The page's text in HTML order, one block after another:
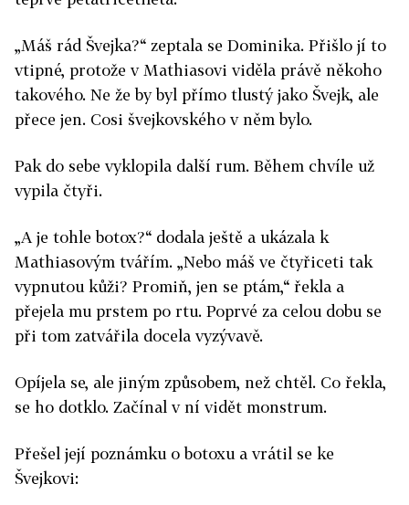
„Máš rád Švejka?“ zeptala se Dominika. Přišlo jí to
vtipné, protože v Mathiasovi viděla právě někoho
takového. Ne že by byl přímo tlustý jako Švejk, ale
přece jen. Cosi švejkovského v něm bylo.
Pak do sebe vyklopila další rum. Během chvíle už
vypila čtyři.
„A je tohle botox?“ dodala ještě a ukázala k
Mathiasovým tvářím. „Nebo máš ve čtyřiceti tak
vypnutou kůži? Promiň, jen se ptám,“ řekla a
přejela mu prstem po rtu. Poprvé za celou dobu se
při tom zatvářila docela vyzývavě.
Opíjela se, ale jiným způsobem, než chtěl. Co řekla,
se ho dotklo. Začínal v ní vidět monstrum.
Přešel její poznámku o botoxu a vrátil se ke
Švejkovi: